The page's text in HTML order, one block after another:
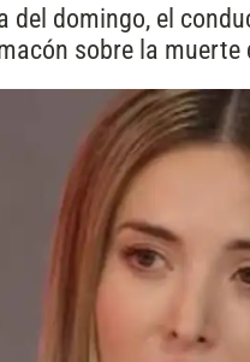
del domingo, el
sobre la muerte